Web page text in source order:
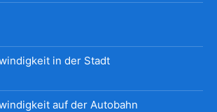
in der Stadt
auf der Autobahn